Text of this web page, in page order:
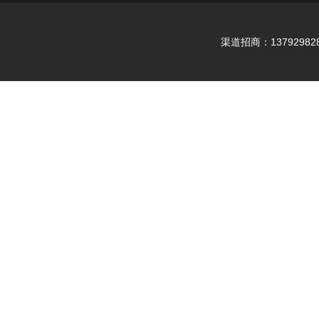
渠道招商：